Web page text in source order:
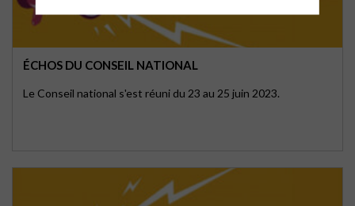
ÉCHOS DU CONSEIL NATIONAL
Le Conseil national s'est réuni du 23 au 25 juin 2023.